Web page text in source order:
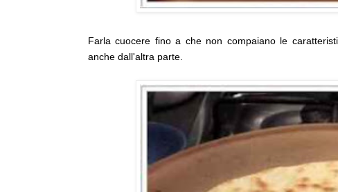
Farla cuocere fino a che non compaiano le
anche dall'altra parte.